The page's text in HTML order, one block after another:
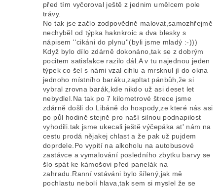
před tím vyčoroval ještě z jednim umělcem pole
trávy.
No tak jse začlo zodpovědně malovat,samozhřejmě
nechyběl od týpka haknkroic a dva blesky s
nápisem ''cikáni do plynu''(byli jsme mladý :-)))
Když bylo dílo zdárně dokonáno,tak se z dobrým
pocitem satisfakce razilo dál.A v tu najednou jeden
týpek co šel s námi vzal cihlu a mrsknul jí do okna
jednoho místního baráku,zapltat pánbůh,že si
vybral zrovna barák,kde nikdo už asi deset let
nebydlel.Na tak po 7 kilometrové štrece jsme
zdárně došli do Libáně do hospody,ze které nás asi
po půl hodině stejně pro naší silnou podnapilost
vyhodili.tak jsme ukecali ještě výčepáka at' nám na
cestu prodá nějakej chlast a že pak už pujdem
doprdele.Po vypití na alkoholu na autobusové
zastávce a vymalování posledního zbytku barvy se
šlo spát ke kámošovi před panelák na
zahradu.Ranní vstáváni bylo šílený,jak mě
pochlastu nebolí hlava,tak sem si myslel že se